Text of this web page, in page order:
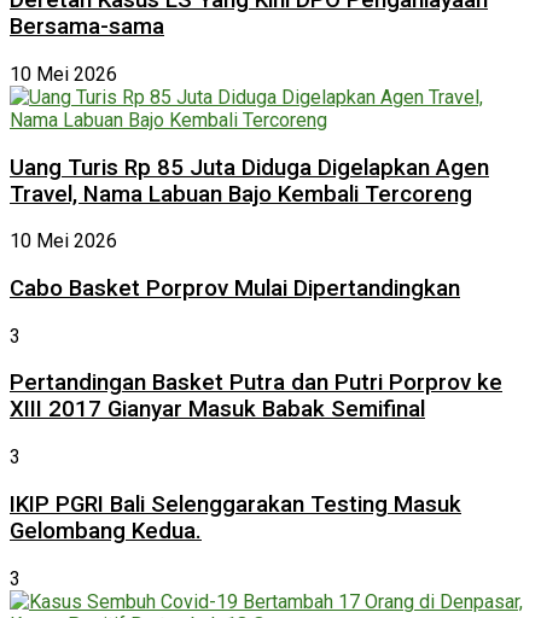
Bersama-sama
10 Mei 2026
Uang Turis Rp 85 Juta Diduga Digelapkan Agen
Travel, Nama Labuan Bajo Kembali Tercoreng
10 Mei 2026
Cabo Basket Porprov Mulai Dipertandingkan
3
Pertandingan Basket Putra dan Putri Porprov ke
XIII 2017 Gianyar Masuk Babak Semifinal
3
IKIP PGRI Bali Selenggarakan Testing Masuk
Gelombang Kedua.
3